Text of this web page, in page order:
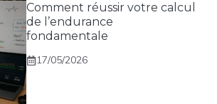
Comment réussir votre calcul
de l’endurance
fondamentale
17/05/2026